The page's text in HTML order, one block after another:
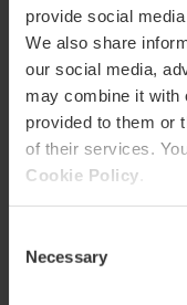
provide social
We also share
our social media,
may combine it with
provided to them or
of their services.
Cookie Policy
Selection
Necessary